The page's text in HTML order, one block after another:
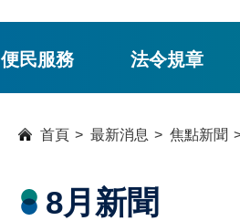
便民服務 法令規章
首頁 最新消息 焦點新聞
8月新聞